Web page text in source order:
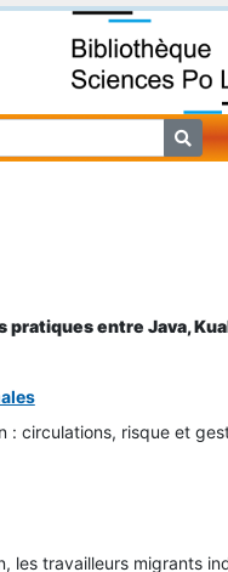
entre Java,
: circulations, risque et
les travailleurs migrants